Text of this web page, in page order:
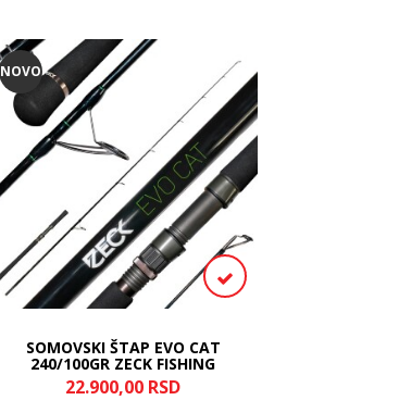
NOVO
SOMOVSKI ŠTAP EVO CAT
240/100GR ZECK FISHING
22.900,00 RSD